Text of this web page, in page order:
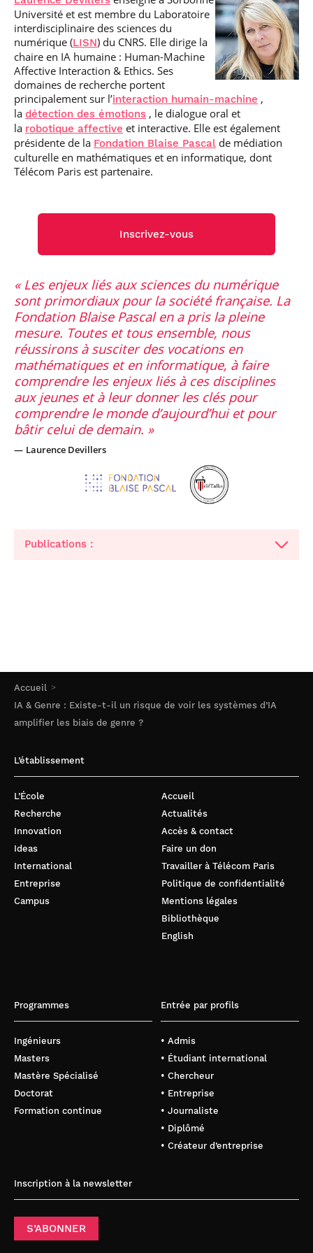
S’engager à Télécom
Paris
Numérique
responsable : nos
élèves impliqués
Parcours Numérique
Responsable
Enquête 1er emploi
Corps des Mines
Parcours Talents : un
Double Diplôme
donnant accès aux
Corps techniques de
l’État
Artificielle en
alternance
(admissions closes)
Expert
cybersécurité des
réseaux et des
systèmes
d’information
Intelligence
Artificielle – Expert
Data & MLops
Intelligence
autonome
Je suis élève en
situation de
handicap, comment
faire ?
Vous êtes admis,
préparez votre
arrivée
Financement
Entreprises &
solutions Mastère
Spécialisé
formations de
Mastère Spécialisé
professionnel
• Journaliste
• Diplômé
• Créateur d’entreprise
Accueil
IA & Genre : Existe-t-il un risque de voir les systèmes d’IA
amplifier les biais de genre ?
Université et est membre du Laboratoire
interdisciplinaire des sciences du
numérique (LISN) du CNRS. Elle dirige la
chaire en IA humaine : Human-Machine
Affective Interaction & Ethics. Ses
domaines de recherche portent
principalement sur l’interaction humain-machine ,
la détection des émotions , le dialogue oral et
la robotique affective et interactive. Elle est également
présidente de la Fondation Blaise Pascal de médiation
culturelle en mathématiques et en informatique, dont
Télécom Paris est partenaire.
Inscrivez-vous
Les enjeux liés aux sciences du numérique
sont primordiaux pour la société française. La
Fondation Blaise Pascal en a pris la pleine
mesure. Toutes et tous ensemble, nous
réussirons à susciter des vocations en
mathématiques et en informatique, à faire
comprendre les enjeux liés à ces disciplines
aux jeunes et à leur donner les clés pour
comprendre le monde d’aujourd’hui et pour
bâtir celui de demain.
Laurence Devillers
Publications :
Qui a hacké Garoutzia ?
L’établissement
L’École
Recherche
Innovation
Ideas
International
Entreprise
Campus
Accueil
Actualités
Accès & contact
Faire un don
Travailler à Télécom Paris
Politique de confidentialité
Mentions légales
Bibliothèque
English
Programmes
Ingénieurs
Masters
Mastère Spécialisé
Doctorat
Formation continue
Entrée par profils
• Admis
• Étudiant international
• Chercheur
• Entreprise
• Journaliste
• Diplômé
• Créateur d’entreprise
Inscription à la newsletter
S’ABONNER